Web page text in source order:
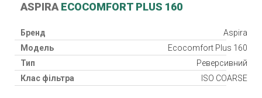
ASPIRA ECOCOMFORT PLUS 160
Бренд
Aspira
Модель
Ecocomfort Plus 160
Тип
Реверсивний
Клас фільтра
ISO COARSE